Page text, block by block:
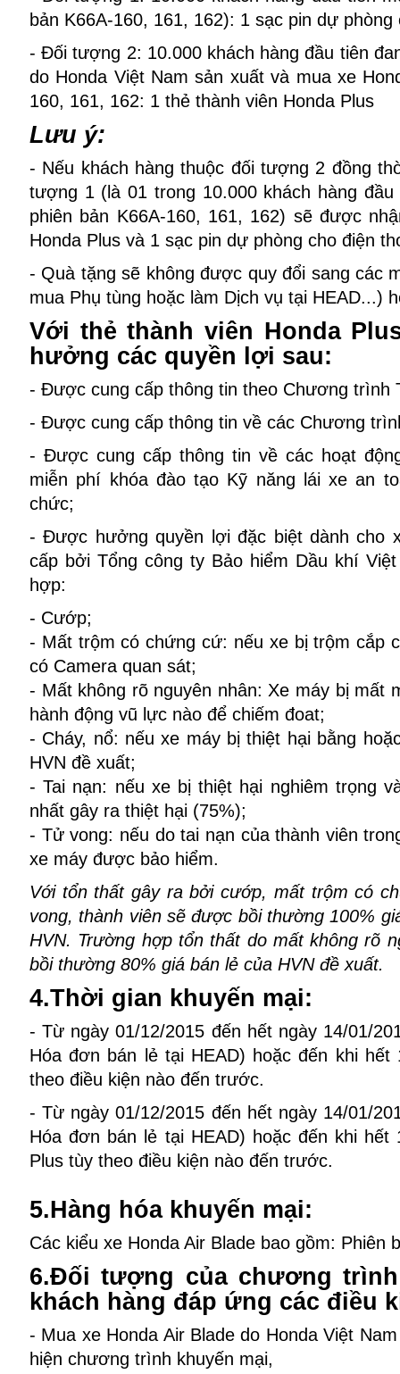
bản K66A-160, 161, 162): 1 sạc pin dự phòng
- Đối tượng 2: 10.000 khách hàng đầu tiên
do Honda Việt Nam sản xuất và mua xe
160, 161, 162: 1 thẻ thành viên Honda Plus
Lưu ý:
- Nếu khách hàng thuộc đối tượng 2 đồng
tượng 1 (là 01 trong 10.000 khách hàng
phiên bản K66A-160, 161, 162) sẽ được
Honda Plus và 1 sạc pin dự phòng cho điện
- Quà tặng sẽ không được quy đổi sang các
mua Phụ tùng hoặc làm Dịch vụ tại HEAD...)
Với thẻ thành viên Honda
hưởng các quyền lợi sau:
- Được cung cấp thông tin theo Chương trình
- Được cung cấp thông tin về các Chương
- Được cung cấp thông tin về các hoạt
miễn phí khóa đào tạo Kỹ năng lái xe an
chức;
- Được hưởng quyền lợi đặc biệt dành cho
cấp bởi Tổng công ty Bảo hiểm Dầu khí
hợp:
- Cướp;
- Mất trộm có chứng cứ: nếu xe bị trộm cắp
có Camera quan sát;
- Mất không rõ nguyên nhân: Xe máy bị mất
hành động vũ lực nào để chiếm đoat;
- Cháy, nổ: nếu xe máy bị thiệt hại bằng
HVN đề xuất;
- Tai nạn: nếu xe bị thiệt hại nghiêm trọng
nhất gây ra thiệt hại (75%);
- Tử vong: nếu do tai nạn của thành viên
xe máy được bảo hiểm.
Với tổn thất gây ra bởi cướp, mất trộm có
vong, thành viên sẽ được bồi thường 100%
HVN. Trường hợp tổn thất do mất không rõ
bồi thường 80% giá bán lẻ của HVN đề xuất.
4.Thời gian khuyến mại:
- Từ ngày 01/12/2015 đến hết ngày 14/01/
Hóa đơn bán lẻ tại HEAD) hoặc đến khi
theo điều kiện nào đến trước.
- Từ ngày 01/12/2015 đến hết ngày 14/01/
Hóa đơn bán lẻ tại HEAD) hoặc đến khi hết
Plus tùy theo điều kiện nào đến trước.
5.Hàng hóa khuyến mại:
Các kiểu xe Honda Air Blade bao gồm: Phiên
6.Đối tượng của chương
khách hàng đáp ứng các điều
- Mua xe Honda Air Blade do Honda Việt
hiện chương trình khuyến mại,